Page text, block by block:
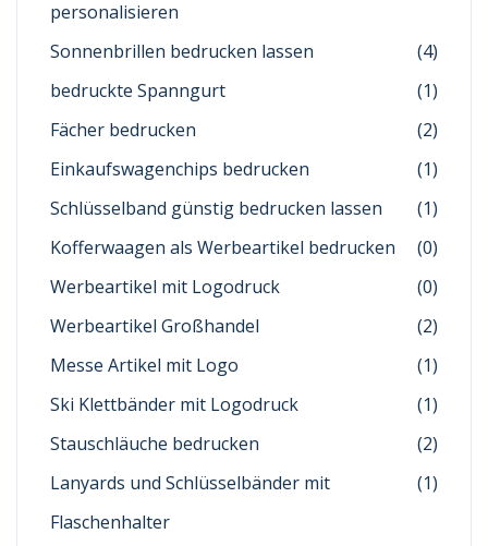
personalisieren
Sonnenbrillen bedrucken lassen
(4)
bedruckte Spanngurt
(1)
Fächer bedrucken
(2)
Einkaufswagenchips bedrucken
(1)
Schlüsselband günstig bedrucken lassen
(1)
Kofferwaagen als Werbeartikel bedrucken
(0)
Werbeartikel mit Logodruck
(0)
Werbeartikel Großhandel
(2)
Messe Artikel mit Logo
(1)
Ski Klettbänder mit Logodruck
(1)
Stauschläuche bedrucken
(2)
Lanyards und Schlüsselbänder mit
Flaschenhalter
(1)